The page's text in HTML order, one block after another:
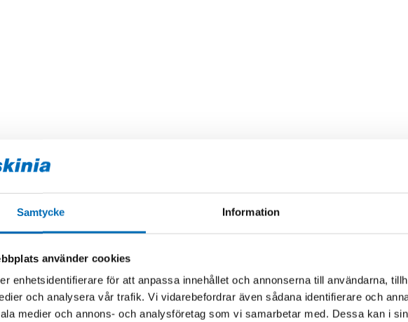
Samtycke Information
använder cookies
enhetsidentifierare för att anpassa innehållet och annonserna till användarna,
och analysera vår trafik. Vi vidarebefordrar även sådana identifierare och
medier och annons- och analysföretag som vi samarbetar med. Dessa kan i